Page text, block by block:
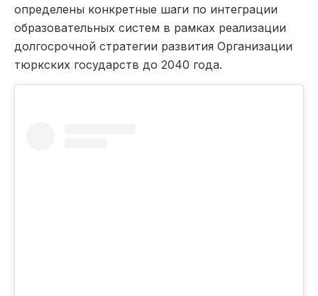
определены конкретные шаги по интеграции
образовательных систем в рамках реализации
долгосрочной стратегии развития Организации
тюркских государств до 2040 года.